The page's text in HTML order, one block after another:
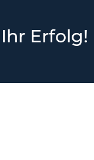
Ihr Erfolg!